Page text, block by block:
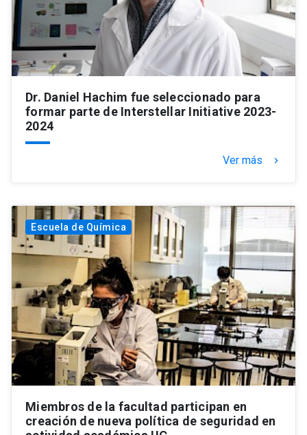
Dr. Daniel Hachim fue seleccionado para
formar parte de Interstellar Initiative 2023-
2024
Ver más keyboard_arrow_right
Escuela de Química
Miembros de la facultad participan en
creación de nueva política de seguridad en